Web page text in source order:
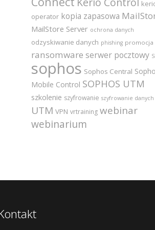
operator kopia zapasowa
MailStore Server ochrona danych
odzyskiwanie danych phishing promocja
ransomware serwer pocztowy
sophos Sophos Central
Mobile Control SOPHOS UTM
szkolenie szyfrowanie szyfrowanie danych
UTM VPN vrtraining webinar
webinarium